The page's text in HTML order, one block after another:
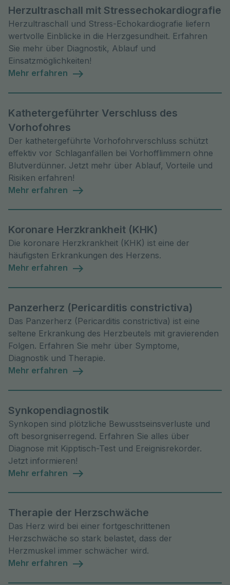
Herzultraschall mit Stressechokardiografie
Herzultraschall und Stress-Echokardiografie liefern
wertvolle Einblicke in die Herzgesundheit. Erfahren
Sie mehr über Diagnostik, Ablauf und
Einsatzmöglichkeiten!
Mehr erfahren
Kathetergeführter Verschluss des
Vorhofohres
Der kathetergeführte Vorhofohrverschluss schützt
effektiv vor Schlaganfällen bei Vorhofflimmern ohne
Blutverdünner. Jetzt mehr über Ablauf, Vorteile und
Risiken erfahren!
Mehr erfahren
Koronare Herzkrankheit (KHK)
Die koronare Herzkrankheit (KHK) ist eine der
häufigsten Erkrankungen des Herzens.
Mehr erfahren
Panzerherz (Pericarditis constrictiva)
Das Panzerherz (Pericarditis constrictiva) ist eine
seltene Erkrankung des Herzbeutels mit gravierenden
Folgen. Erfahren Sie mehr über Symptome,
Diagnostik und Therapie.
Mehr erfahren
Synkopendiagnostik
Synkopen sind plötzliche Bewusstseinsverluste und
oft besorgniserregend. Erfahren Sie alles über
Diagnose mit Kipptisch-Test und Ereignisrekorder.
Jetzt informieren!
Mehr erfahren
Therapie der Herzschwäche
Das Herz wird bei einer fortgeschrittenen
Herzschwäche so stark belastet, dass der
Herzmuskel immer schwächer wird.
Mehr erfahren